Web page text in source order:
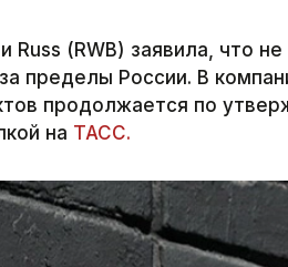
(RWB) заявила, что
пределы России. В
продолжается по
на ТАСС.